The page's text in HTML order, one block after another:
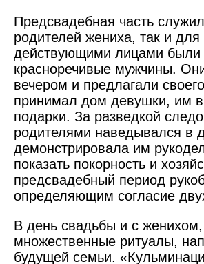
Предсвадебная часть
родителей жениха, так и
действующими лицами были
красноречивые мужчины.
вечером и предлагали
принимал дом девушки, им
подарки. За разведкой
родителями наведывался в
демонстрировала им
показать покорность и
предсвадебный период
определяющим согласие
В день свадьбы и с
множественные ритуалы,
будущей семьи.